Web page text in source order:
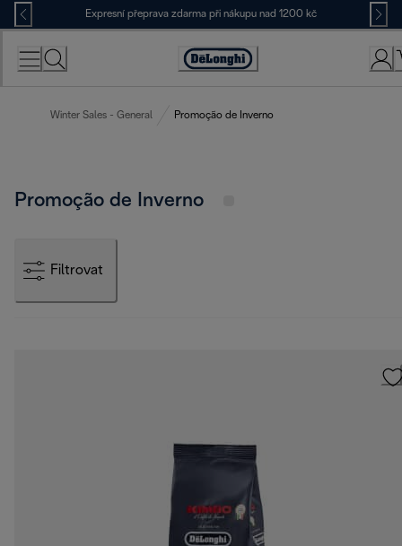
Skip
to
Content
Expresní přeprava zdarma při nákupu nad 1200 kč
Accessibility
Winter Sales - General Promoção de Inverno
Promoção de Inverno
Filtrovat